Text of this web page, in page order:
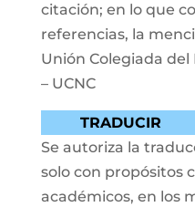
citación; en lo que
referencias, la
Unión Colegiada
– UCNC
TRADUCIR
Se autoriza la
solo con propósitos
académicos, en los